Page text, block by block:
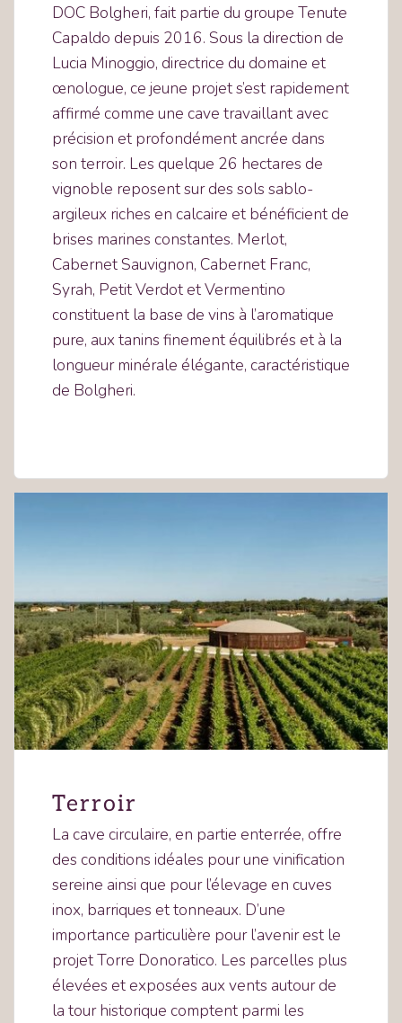
DOC Bolgheri, fait partie du groupe Tenute
Capaldo depuis 2016. Sous la direction de
Lucia Minoggio, directrice du domaine et
œnologue, ce jeune projet s’est rapidement
affirmé comme une cave travaillant avec
précision et profondément ancrée dans
son terroir. Les quelque 26 hectares de
vignoble reposent sur des sols sablo-
argileux riches en calcaire et bénéficient de
brises marines constantes. Merlot,
Cabernet Sauvignon, Cabernet Franc,
Syrah, Petit Verdot et Vermentino
constituent la base de vins à l’aromatique
pure, aux tanins finement équilibrés et à la
longueur minérale élégante, caractéristique
de Bolgheri.
Terroir
La cave circulaire, en partie enterrée, offre
des conditions idéales pour une vinification
sereine ainsi que pour l’élevage en cuves
inox, barriques et tonneaux. D’une
importance particulière pour l’avenir est le
projet Torre Donoratico. Les parcelles plus
élevées et exposées aux vents autour de
la tour historique comptent parmi les